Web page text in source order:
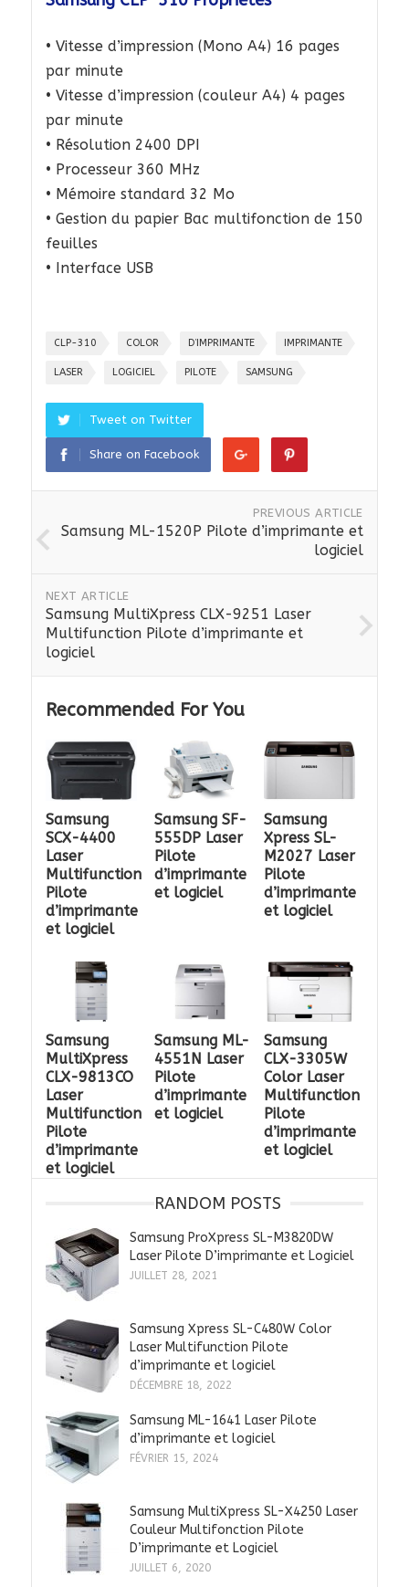
• Vitesse d’impression (Mono A4) 16 pages
par minute
• Vitesse d’impression (couleur A4) 4 pages
par minute
• Résolution 2400 DPI
• Processeur 360 MHz
• Mémoire standard 32 Mo
• Gestion du papier Bac multifonction de 150
feuilles
• Interface USB
CLP-310 COLOR D’IMPRIMANTE IMPRIMANTE
LASER LOGICIEL PILOTE SAMSUNG
Tweet on Twitter
Share on Facebook
PREVIOUS ARTICLE
Samsung ML-1520P Pilote d’imprimante et
logiciel
NEXT ARTICLE
Samsung MultiXpress CLX-9251 Laser
Multifunction Pilote d’imprimante et
logiciel
Recommended For You
Samsung
SCX-4400
Laser
Multifunction
Pilote
d’imprimante
et logiciel
Samsung SF-
555DP Laser
Pilote
d’imprimante
et logiciel
Samsung
Xpress SL-
M2027 Laser
Pilote
d’imprimante
et logiciel
Samsung
MultiXpress
CLX-9813CO
Laser
Multifunction
Pilote
d’imprimante
et logiciel
Samsung ML-
4551N Laser
Pilote
d’imprimante
et logiciel
Samsung
CLX-3305W
Color Laser
Multifunction
Pilote
d’imprimante
et logiciel
RANDOM POSTS
Samsung ProXpress SL-M3820DW
Laser Pilote D’imprimante et Logiciel
JUILLET 28, 2021
Samsung Xpress SL-C480W Color
Laser Multifunction Pilote
d’imprimante et logiciel
DÉCEMBRE 18, 2022
Samsung ML-1641 Laser Pilote
d’imprimante et logiciel
FÉVRIER 15, 2024
Samsung MultiXpress SL-X4250 Laser
Couleur Multifonction Pilote
D’imprimante et Logiciel
JUILLET 6, 2020